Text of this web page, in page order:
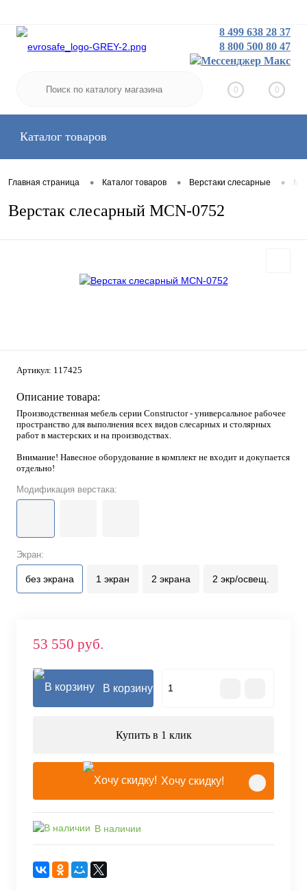
Заказать звонок
8 499 638 28 37
8 800 500 80 47
0 0
Каталог товаров
Главная страница • Каталог товаров • Верстаки слесарные •
Верстак слесарный MCN-0752
Артикул: 117425
Описание товара:
Производственная мебель серии Constructor - универсальное рабочее
пространство для выполнения всех видов слесарных и столярных
работ в мастерских и на производствах.
Внимание! Навесное оборудование в комплект не входит и докупается
отдельно!
Модификация верстака:
Экран:
без экрана 1 экран 2 экрана 2 экр/освещ.
53 550 руб.
В корзину
Купить в 1 клик
Хочу скидку!
В наличии